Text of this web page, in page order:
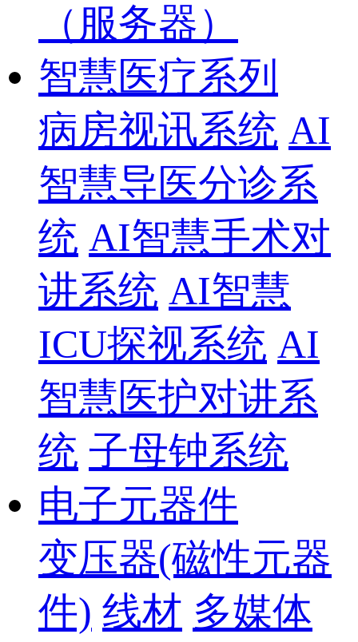
（服务器）
智慧医疗系列
病房视讯系统 AI
智慧导医分诊系
统 AI智慧手术对
讲系统 AI智慧
ICU探视系统 AI
智慧医护对讲系
统 子母钟系统
电子元器件
变压器(磁性元器
件) 线材 多媒体